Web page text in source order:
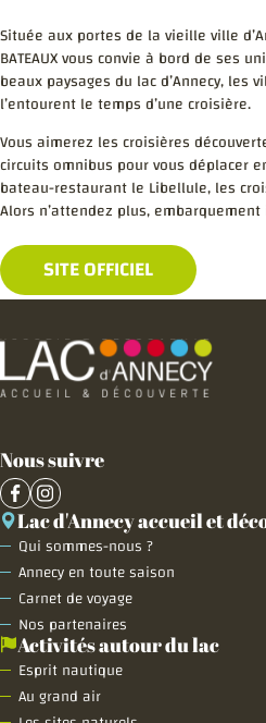
Située aux portes de la vieille ville
BATEAUX vous convie à bord de ses
beaux paysages du lac d’Annecy, les
l’entourent le temps d’une croisière.
Vous aimerez les croisières
circuits omnibus pour vous déplacer
bateau-restaurant le Libellule, les
Alors n’attendez plus,
SITE OFFICIEL
Nous suivre
Lac d'Annecy accueil et
Qui sommes-nous ?
Annecy en toute saison
Carnet de voyage
Nos partenaires
Activités autour du lac
Esprit nautique
Au grand air